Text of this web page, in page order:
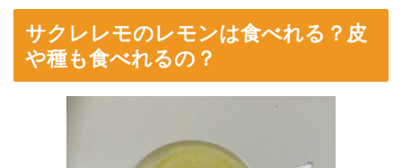
サクレレモのレモンは食べれる？皮
や種も食べれるの？